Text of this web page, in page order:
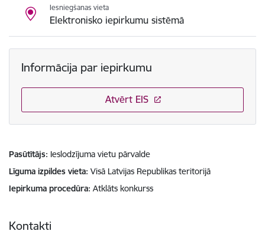
Iesniegšanas vieta
Elektronisko iepirkumu sistēmā
Informācija par iepirkumu
Atvērt EIS
Pasūtītājs Ieslodzījuma vietu pārvalde
Līguma izpildes vieta Visā Latvijas Republikas teritorijā
Iepirkuma procedūra Atklāts konkurss
Kontakti